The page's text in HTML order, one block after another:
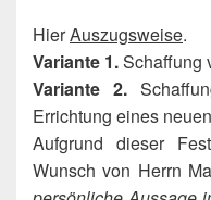
HierAuszugsweise.
Variante 1.Schaffung
Variante 2.
Errichtung eines
Aufgrund dieser
Wunsch von Herrn